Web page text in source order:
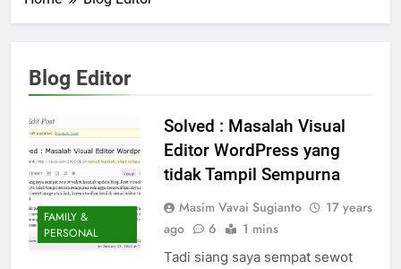
Blog Editor
FAMILY &
PERSONAL
Solved : Masalah Visual
Editor WordPress yang
tidak Tampil Sempurna
Masim Vavai Sugianto
17 years
ago
6 1 mins
Tadi siang saya sempat sewot